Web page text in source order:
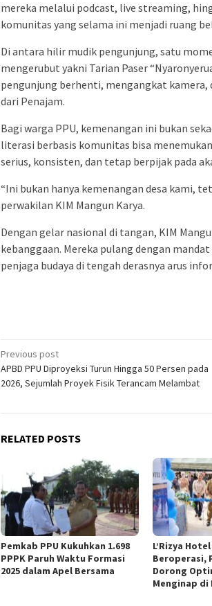
mereka melalui podcast, live streaming,
komunitas yang selama ini menjadi ruang
Di antara hilir mudik pengunjung, satu
mengerubut yakni Tarian Paser
pengunjung berhenti, mengangkat kamera,
dari Penajam.
Bagi warga PPU, kemenangan ini bukan
literasi berbasis komunitas bisa
serius, konsisten, dan tetap berpijak pada
“Ini bukan hanya kemenangan desa kami,
perwakilan KIM Mangun Karya.
Dengan gelar nasional di tangan, KIM
kebanggaan. Mereka pulang dengan
penjaga budaya di tengah derasnya arus
Post
navigation
Previous post
APBD PPU Diproyeksi Turun Hingga 50 Persen pada
2026, Sejumlah Proyek Fisik Terancam Melambat
RELATED POSTS
Pemkab PPU Kukuhkan 1.698
PPPK Paruh Waktu Formasi
2025 dalam Apel Bersama
L’Rizya
Beroperasi,
Dorong
Menginap di